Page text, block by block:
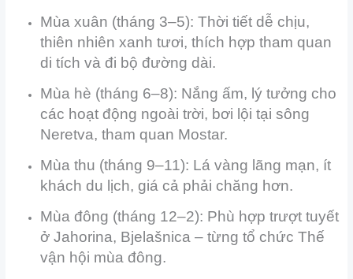
Mùa xuân (tháng 3–5): Thời tiết dễ chịu,
thiên nhiên xanh tươi, thích hợp tham quan
di tích và đi bộ đường dài.
Mùa hè (tháng 6–8): Nắng ấm, lý tưởng cho
các hoạt động ngoài trời, bơi lội tại sông
Neretva, tham quan Mostar.
Mùa thu (tháng 9–11): Lá vàng lãng mạn, ít
khách du lịch, giá cả phải chăng hơn.
Mùa đông (tháng 12–2): Phù hợp trượt tuyết
ở Jahorina, Bjelašnica – từng tổ chức Thế
vận hội mùa đông.